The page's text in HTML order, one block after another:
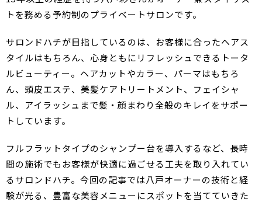
トを務める予約制のプライベートサロンです。
サロンドハチが目指しているのは、お客様に合ったヘアス
タイルはもちろん、心身ともにリフレッシュできるトータ
ルビューティー。ヘアカットやカラー、パーマはもちろ
ん、頭皮エステ、美髪ケアトリートメント、フェイシャ
ル、アイラッシュまで髪・顔まわり全般のキレイをサポー
トしています。
フルフラットタイプのシャンプー台を導入するなど、長時
間の施術でもお客様が快適に過ごせる工夫を取り入れてい
るサロンドハチ。今回の記事では八戸オーナーの技術と経
験が光る、豊富な美容メニューにスポットを当てていきた